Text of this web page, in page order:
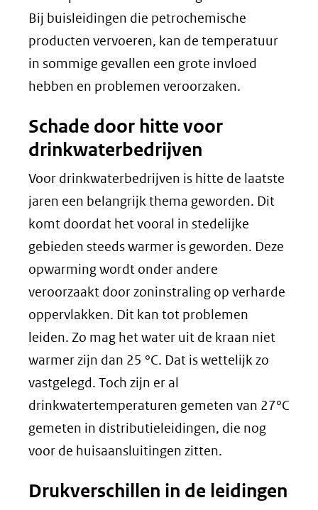
Bij buisleidingen die petrochemische
producten vervoeren, kan de temperatuur
in sommige gevallen een grote invloed
hebben en problemen veroorzaken.
Schade door hitte voor
drinkwaterbedrijven
Voor drinkwaterbedrijven is hitte de laatste
jaren een belangrijk thema geworden. Dit
komt doordat het vooral in stedelijke
gebieden steeds warmer is geworden. Deze
opwarming wordt onder andere
veroorzaakt door zoninstraling op verharde
oppervlakken. Dit kan tot problemen
leiden. Zo mag het water uit de kraan niet
warmer zijn dan 25 °C. Dat is wettelijk zo
vastgelegd. Toch zijn er al
drinkwatertemperaturen gemeten van 27°C
gemeten in distributieleidingen, die nog
voor de huisaansluitingen zitten.
Drukverschillen in de leidingen